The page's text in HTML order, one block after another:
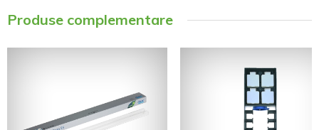
Produse complementare